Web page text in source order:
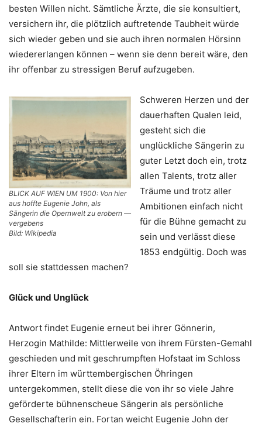
besten Willen nicht. Sämtliche Ärzte, die sie konsultiert,
versichern ihr, die plötzlich auftretende Taubheit würde
sich wieder geben und sie auch ihren normalen Hörsinn
wiedererlangen können – wenn sie denn bereit wäre, den
ihr offenbar zu stressigen Beruf aufzugeben.
BLICK AUF WIEN UM 1900: Von hier
aus hoffte Eugenie John, als
Sängerin die Opernwelt zu erobern —
vergebens
Bild: Wikipedia
Schweren Herzen und der
dauerhaften Qualen leid,
gesteht sich die
unglückliche Sängerin zu
guter Letzt doch ein, trotz
allen Talents, trotz aller
Träume und trotz aller
Ambitionen einfach nicht
für die Bühne gemacht zu
sein und verlässt diese
1853 endgültig. Doch was
soll sie stattdessen machen?
Glück und Unglück
Antwort findet Eugenie erneut bei ihrer Gönnerin,
Herzogin Mathilde: Mittlerweile von ihrem Fürsten-Gemahl
geschieden und mit geschrumpften Hofstaat im Schloss
ihrer Eltern im württembergischen Öhringen
untergekommen, stellt diese die von ihr so viele Jahre
geförderte bühnenscheue Sängerin als persönliche
Gesellschafterin ein. Fortan weicht Eugenie John der